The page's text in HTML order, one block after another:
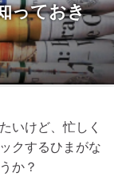
っておき
いけど、忙しく
クするひまがな
か？